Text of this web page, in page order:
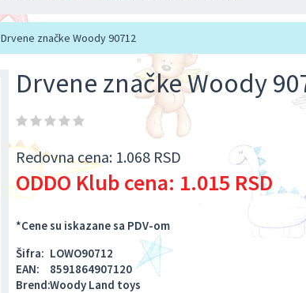
Drvene značke Woody 90712
Drvene značke Woody
Redovna cena: 1.068 RSD
ODDO Klub cena: 1.015 RSD
*Cene su iskazane sa PDV-om
Šifra: LOWO90712
EAN:
8591864907120
Brend:Woody Land toys